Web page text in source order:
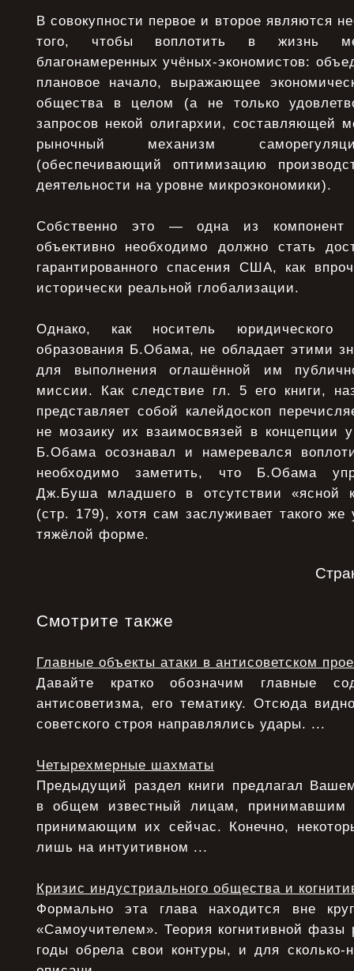
В совокупности первое и второе являются
того, чтобы воплотить в жизнь
благонамеренных учёных-экономистов:
плановое начало, выражающее
общества в целом (а не только
запросов некой олигархии, составляющей
рыночный механизм
(обеспечивающий оптимизацию
деятельности на уровне микроэкономики).
Собственно это — одна из компонент
объективно необходимо должно стать
гарантированного спасения США, как
исторически реальной глобализации.
Однако, как носитель юридического
образования Б.Обама, не обладает этими
для выполнения оглашённой им
миссии. Как следствие гл. 5 его книги,
представляет собой калейдоскоп
не мозаику их взаимосвязей в концепции
Б.Обама осознавал и намеревался
необходимо заметить, что Б.Обама
Дж.Буша младшего в отсутствии «ясной
(стр. 179), хотя сам заслуживает такого
тяжёлой форме.
Смотрите также
Главные объекты атаки в антисоветском
Давайте кратко обозначим главные
антисоветизма, его тематику. Отсюда
советского строя направлялись удары. ...
Четырехмерные шахматы
Предыдущий раздел книги предлагал
в общем известный лицам,
принимающим их сейчас. Конечно,
лишь на интуитивном ...
Кризис индустриального общества и
Формально эта глава находится вне
«Самоучителем». Теория когнитивной
годы обрела свои контуры, и для сколько-